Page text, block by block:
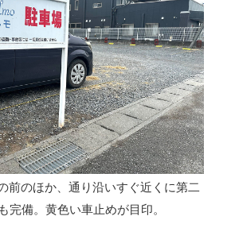
前のほか、通り沿いすぐ近くに第二
完備。黄色い車止めが目印。